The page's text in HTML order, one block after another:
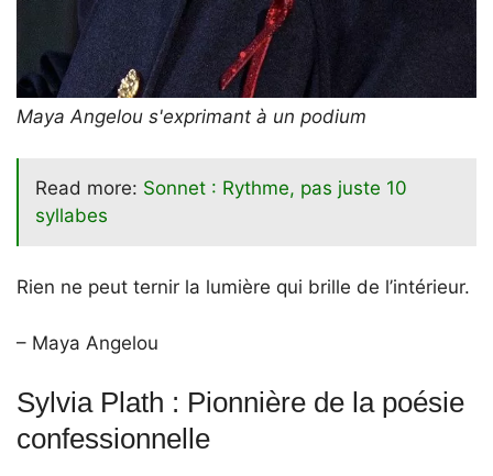
Maya Angelou s'exprimant à un podium
Read more: Sonnet : Rythme, pas juste 10
syllabes
Rien ne peut ternir la lumière qui brille de l’intérieur.
– Maya Angelou
Sylvia Plath : Pionnière de la poésie
confessionnelle